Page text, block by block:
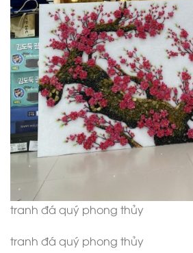
tranh đá quý phong thủy
tranh đá quý phong thủy